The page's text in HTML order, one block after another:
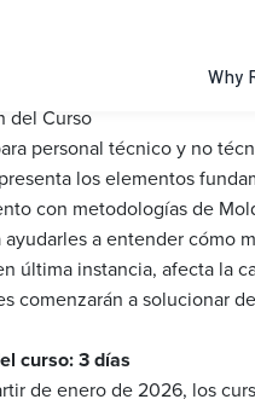
Why
del Curso
personal técnico y no
los elementos
con metodologías de
a entender cómo
última instancia, afecta la
comenzarán a solucionar
curso: 3 días
de enero de 2026, los